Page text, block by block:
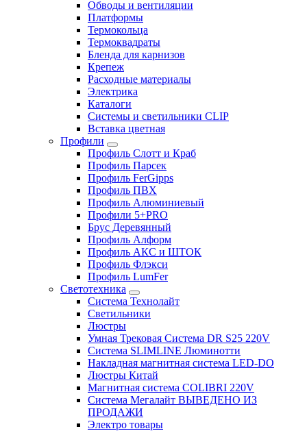
Обводы и вентиляции
Платформы
Термокольца
Термоквадраты
Бленда для карнизов
Крепеж
Расходные материалы
Электрика
Каталоги
Системы и светильники CLIP
Вставка цветная
Профили
Профиль Слотт и Краб
Профиль Парсек
Профиль FerGipps
Профиль ПВХ
Профиль Алюминиевый
Профили 5+PRO
Брус Деревянный
Профиль Алформ
Профиль АКС и ШТОК
Профиль Флэкси
Профиль LumFer
Светотехника
Система Технолайт
Светильники
Люстры
Умная Трековая Система DR S25 220V
Система SLIMLINE Люминотти
Накладная магнитная система LED-DO
Люстры Китай
Магнитная система COLIBRI 220V
Система Мегалайт ВЫВЕДЕНО ИЗ
ПРОДАЖИ
Электро товары